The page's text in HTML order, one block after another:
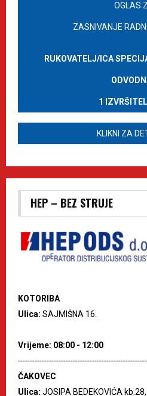
OGLAS
ZASNIVANJE
RUKOVATELJ/ICA
1
KLIKNI ZA
HEP – BEZ STRUJE
KOTORIBA
Ulica: SAJMIŠNA 16.
Vrijeme: 08:00 - 12:00
ČAKOVEC
Ulica: JOSIPA BEDEKOVIĆA